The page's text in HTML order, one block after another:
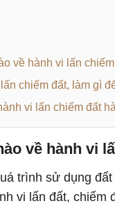
về hành vi lấn
chiếm đất, làm gì
vi lấn chiếm đất
về hành vi
trình sử dụng
vi lấn đất, chiếm